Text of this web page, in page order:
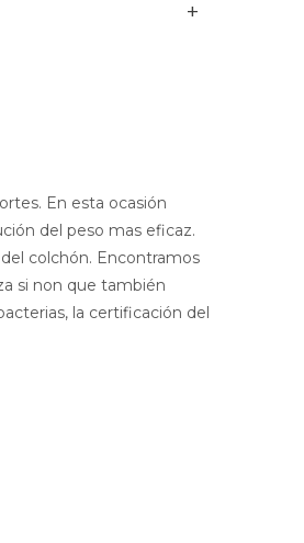
En esta ocasión
del peso mas eficaz.
colchón. Encontramos
si non que también
la certificación del